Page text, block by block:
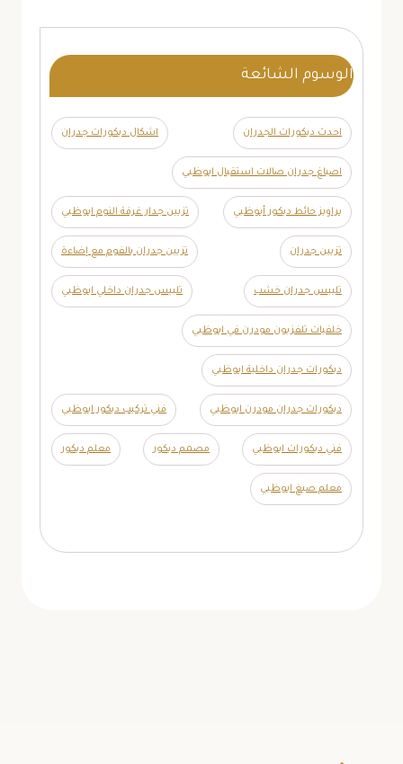
الوسوم الشائعة
احدث ديكورات الجدران اشكال ديكورات جدران
اصباغ جدران صالات استقبال ابوظبي
براويز حائط ديكور أبوظبي تزيين جدار غرفة النوم ابوظبي
تزيين جدران تزيين جدران بالفوم مع إضاءة
تلبيس جدران خشب تلبيس جدران داخلي ابوظبي
خلفيات تلفزيون مودرن في ابوظبي
ديكورات جدران داخلية ابوظبي
ديكورات جدران مودرن ابوظبي فني تركيب ديكور ابوظبي
فني ديكورات ابوظبي مصمم ديكور معلم ديكور
معلم صبغ ابوظبي